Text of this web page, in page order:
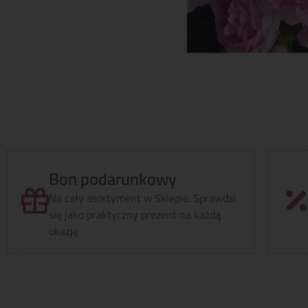
Bon podarunkowy
Na cały asortyment w Sklepie. Sprawdzi
się jako praktyczny prezent na każdą
okazję